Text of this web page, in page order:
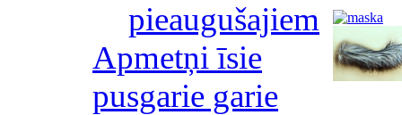
pieaugušajiem
Apmetņi īsie
pusgarie garie